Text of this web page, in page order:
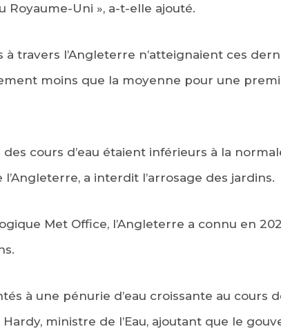
Royaume-Uni », a-t-elle ajouté.
à travers l’Angleterre n’atteignaient ces
moins que la moyenne pour une
des cours d’eau étaient inférieurs à la
a interdit l’arrosage des jardins.
Met Office, l’Angleterre a connu en
à une pénurie d’eau croissante au cours
ministre de l’Eau, ajoutant que le